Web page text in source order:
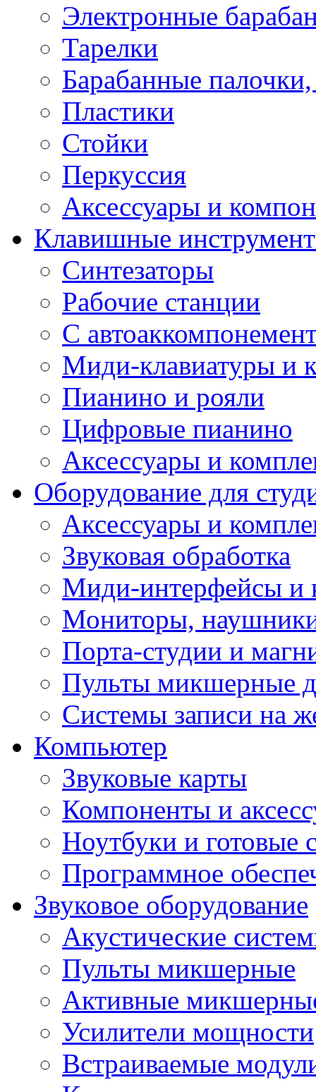
Электронные
Тарелки
Барабанные
Пластики
Стойки
Перкуссия
Аксессуары и
Клавишные
Синтезаторы
Рабочие станции
С
Миди-клавиатуры и
Пианино и рояли
Цифровые пианино
Аксессуары и
Оборудование для
Аксессуары и
Звуковая обработка
Миди-интерфейсы и
Мониторы,
Порта-студии и
Пульты микшерные
Системы записи на
Компьютер
Звуковые карты
Компоненты и
Ноутбуки и готовые
Программное
Звуковое оборудование
Акустические
Пульты микшерные
Активные
Усилители мощности
Встраиваемые